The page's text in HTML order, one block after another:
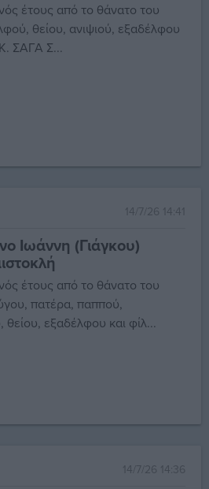
έτους από το θάνατο του
θείου, ανιψιού, εξαδέλφου
ΣΑΓΑ Σ...
14/7/26 14:41
Ιωάννη (Γιάγκου)
έτους από το θάνατο του
πατέρα, παππού,
εξαδέλφου και φίλ...
14/7/26 14:36